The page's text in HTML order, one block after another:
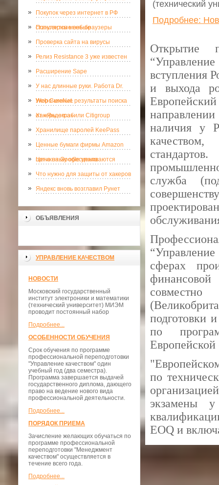
Покупок через интернет в РФ
становится меньше
Популярные веб-браузеры
Проверка сайта на вирусы
Релиз Resistance 3 уже известен
Расширение Sape
У нас длинные руки. Работа Dr.
Web CureNet.
Укороченные результаты поиска
от «Яндекса»
Хакеры ограбили Citigroup
Хранилище паролей KeePass
Ценные бумаги фирмы Amazon
потихоньку обесцениваются
Цена на Google упала
Что нужно для защиты от хакеров
Яндекс вновь возглавил Рунет
ОБЪЯВЛЕНИЯ
УПРАВЛЕНИЕ КАЧЕСТВОМ
НОВОСТИ
Московский государственный
институт электроники и математики
(технический университет) МИЭМ
проводит постоянный набор
Подробнее...
ОСОБЕННОСТИ ОБУЧЕНИЯ
Срок обучения по программе
профессиональной переподготовки
"Управление качеством" один
учебный год (два семестра).
Программа завершается выдачей
государственного диплома, дающего
право на ведение нового вида
профессиональной деятельности.
Подробнее...
ПОРЯДОК ПРИЕМА
Зачисление желающих обучаться по
программе профессиональной
переподготовки "Менеджмент
качеством" осуществляется в
течение всего года.
Подробнее...
(технический
Подробнее:
Открытие
вступления
и выхода
наличия у
качеством,
служба
сферах
подготовки
по
по
экзамены
EOQ и